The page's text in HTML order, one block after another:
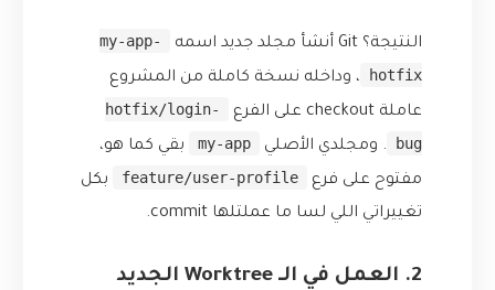
النتيجة؟ Git أنشأ مجلد جديد اسمه
my-app-
hotfix
، وداخله نسخة كاملة من المشروع
عاملة checkout على الفرع
hotfix/login-
bug
. ومجلدي الأصلي my-app
بقي كما هو،
مفتوح على فرع
feature/user-profile
بكل
تغييراتي اللي لسا ما عملتلها commit.
2. العمل في الـ Worktree الجديد